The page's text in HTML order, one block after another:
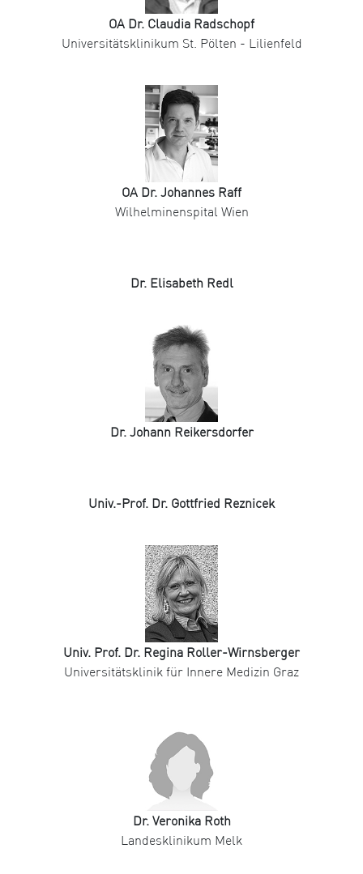
OA Dr. Claudia Radschopf
Universitätsklinikum St. Pölten - Lilienfeld
OA Dr. Johannes Raff
Wilhelminenspital Wien
Dr. Elisabeth Redl
Dr. Johann Reikersdorfer
Univ.-Prof. Dr. Gottfried Reznicek
Univ. Prof. Dr. Regina Roller-Wirnsberger
Universitätsklinik für Innere Medizin Graz
Dr. Veronika Roth
Landesklinikum Melk